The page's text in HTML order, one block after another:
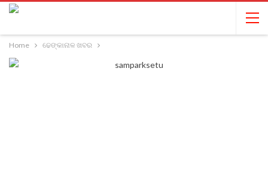
Home ଢେଙ୍କାନାଳ ଖବର